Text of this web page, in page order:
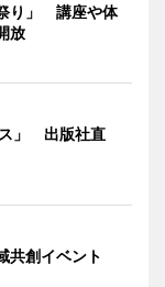
り」 講座や体
放
ス」 出版社直
共創イベント